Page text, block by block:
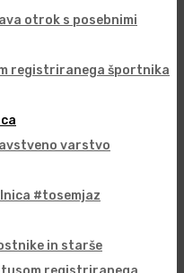
otrok s posebnimi
registriranega športnika
varstvo
#tosemjaz
in starše